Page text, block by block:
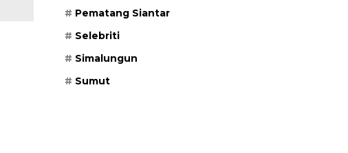
Pematang Siantar
Selebriti
Simalungun
Sumut